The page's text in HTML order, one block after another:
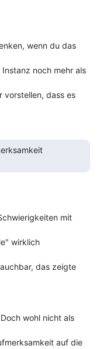
wenn du das
noch mehr als
vorstellen, dass es
mit
wirklich
das zeigte
wohl nicht als
auf die